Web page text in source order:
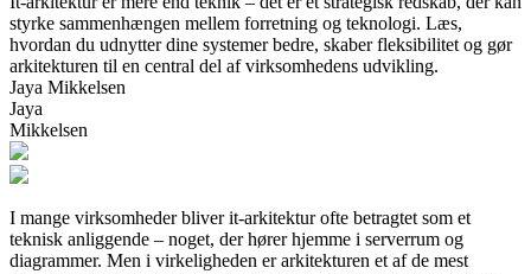
styrke sammenhængen mellem forretning og teknologi. Læs,
hvordan du udnytter dine systemer bedre, skaber fleksibilitet og gør
arkitekturen til en central del af virksomhedens udvikling.
Jaya Mikkelsen
Jaya
Mikkelsen
I mange virksomheder bliver it-arkitektur ofte betragtet som et
teknisk anliggende – noget, der hører hjemme i serverrum og
diagrammer. Men i virkeligheden er arkitekturen et af de mest